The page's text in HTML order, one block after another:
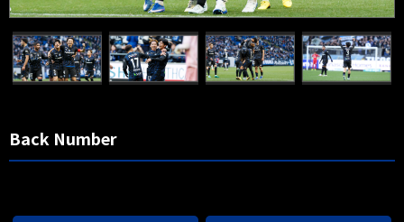
Back Number